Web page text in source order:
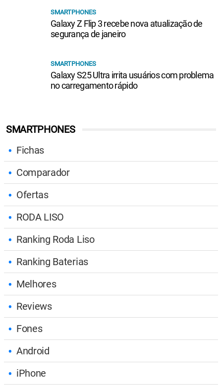
SMARTPHONES
Fichas
Comparador
Ofertas
RODA LISO
Ranking Roda Liso
Ranking Baterias
Melhores
Reviews
Fones
Android
iPhone
SMARTPHONES
Galaxy Z Flip 3 recebe nova atualização de
segurança de janeiro
SMARTPHONES
Galaxy S25 Ultra irrita usuários com problema
no carregamento rápido